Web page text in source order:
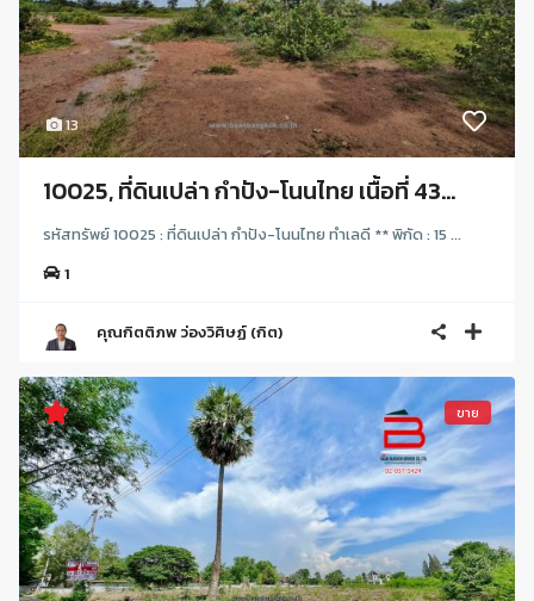
13
10025, ที่ดินเปล่า กำปัง-โนนไทย เนื้อที่ 43...
รหัสทรัพย์ 10025 : ที่ดินเปล่า กำปัง-โนนไทย ทำเลดี ** พิกัด : 15 ...
1
คุณกิตติภพ ว่องวิศิษฏ์ (กิต)
ขาย